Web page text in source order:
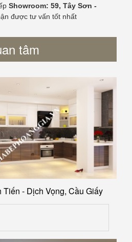
Showroom: 59, Tây Sơn -
được tư vấn tốt nhất
tâm
- Dịch Vọng, Cầu Giấy